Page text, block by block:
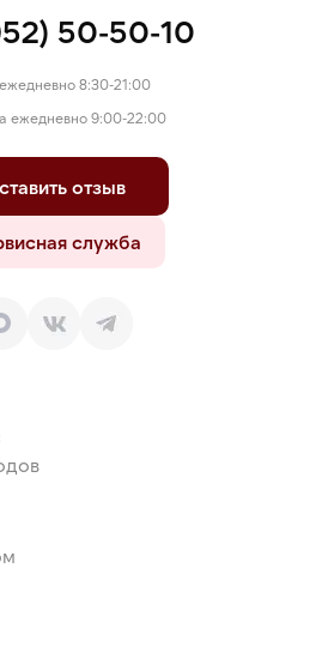
50-50-10
8:30-21:00
ежедневно 9:00-22:00
отзыв
служба